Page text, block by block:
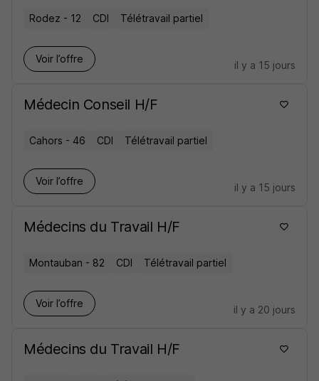
Rodez - 12 CDI Télétravail partiel
Voir l’offre
il y a 15 jours
Médecin Conseil H/F
Cahors - 46 CDI Télétravail partiel
Voir l’offre
il y a 15 jours
Médecins du Travail H/F
Montauban - 82 CDI Télétravail partiel
Voir l’offre
il y a 20 jours
Médecins du Travail H/F